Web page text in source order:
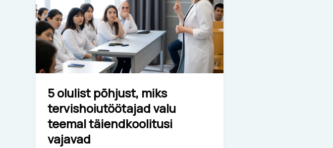
5 olulist põhjust, miks
tervishoiutöötajad valu
teemal täiendkoolitusi
vajavad
tervishoiutöötajad
valu
teemal
täiendkoolitusi
vajavad